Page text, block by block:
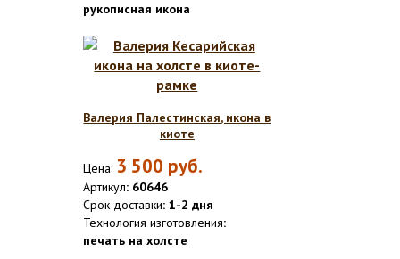
рукописная икона
Валерия Палестинская, икона в
киоте
Цена: 3 500 руб.
Артикул: 60646
Срок доставки: 1-2 дня
Технология изготовления:
печать на холсте